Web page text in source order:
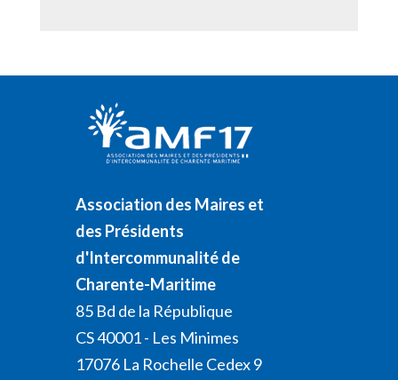
Association des Maires et
des Présidents
d'Intercommunalité de
Charente-Maritime
85 Bd de la République
CS 40001 - Les Minimes
17076 La Rochelle Cedex 9